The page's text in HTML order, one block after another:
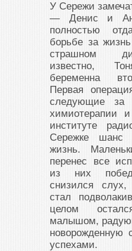
У Сережи
— Денис и
полностью
борьбе за
страшном
известно,
беременна
Первая
следующие за
химиотерапии
институте
Сережке шанс
жизнь.
перенес все
из них
снизился слух,
стал
целом
малышом,
новорожденную
успехами.